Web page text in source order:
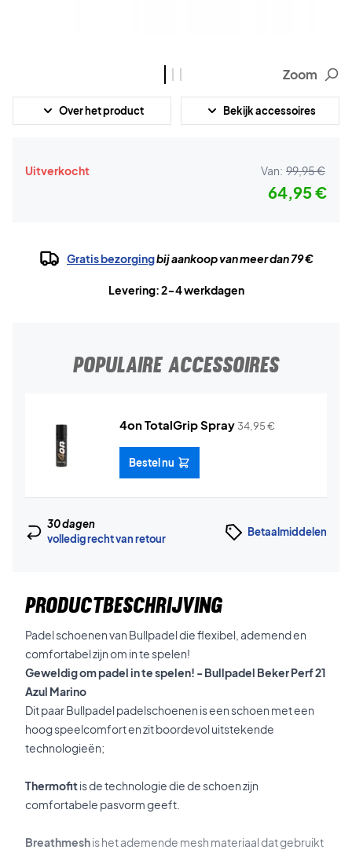
Zoom
Over het product Bekijk accessoires
Uitverkocht Van: 99,95 €
64,95 €
Gratis bezorgingbij aankoop van meer dan 79 €
Levering: 2-4 werkdagen
POPULAIRE ACCESSOIRES
4on TotalGrip Spray 34,95€
Bestel nu
30 dagen
volledig recht van retour
Betaalmiddelen
PRODUCTBESCHRIJVING
Padel schoenen van Bullpadel die flexibel, ademend en
comfortabel zijn om in te spelen!
Geweldig om padel in te spelen! - Bullpadel Beker Perf 21
Azul Marino
Dit paar Bullpadel padelschoenen is een schoen met een
hoog speelcomfort en zit boordevol uitstekende
technologieën;
Thermofitis de technologie die de schoen zijn
comfortabele pasvorm geeft.
Breathmeshis het ademende mesh materiaal dat gebruikt